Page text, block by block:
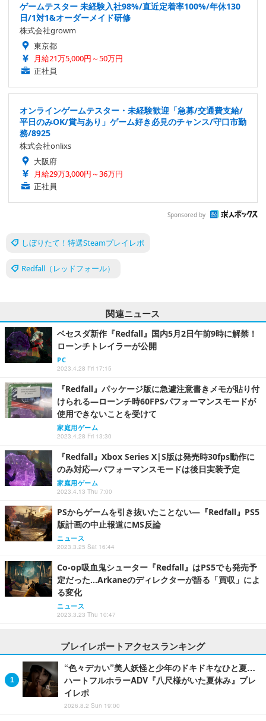
ゲームテスター 未経験入社98%/直近定着率100%/年休130
日/1対1&オーダーメイド研修
株式会社growm
東京都
月給21万5,000円～50万円
正社員
オンラインゲームテスター・未経験歓迎「急募/交通費支給/
平日のみOK/賞与あり」ゲーム好き必見のチャンス/守口市勤
務/8925
株式会社onlixs
大阪府
月給29万3,000円～36万円
正社員
Sponsored by
しぼりたて！特選Steamプレイレポ
Redfall（レッドフォール）
関連ニュース
ベセスダ新作『Redfall』国内5月2日午前9時に解禁！
ローンチトレイラーが公開
PC
2023.4.28 Fri 17:15
『Redfall』パッケージ版に急遽注意書きメモが貼り付
けられる―ローンチ時60FPSパフォーマンスモードが
使用できないことを受けて
家庭用ゲーム
2023.4.28 Fri 13:30
『Redfall』Xbox Series X|S版は発売時30fps動作に
のみ対応―パフォーマンスモードは後日実装予定
家庭用ゲーム
2023.4.13 Thu 7:00
PSからゲームを引き抜いたことない―『Redfall』PS5
版計画の中止報道にMS反論
ニュース
2023.3.25 Sat 16:44
Co-op吸血鬼シューター『Redfall』はPS5でも発売予
定だった…Arkaneのディレクターが語る「買収」によ
る変化
ニュース
2023.3.23 Thu 10:47
プレイレポートアクセスランキング
“色々デカい”美人妖怪と少年のドキドキなひと夏…
ハートフルホラーADV『八尺様がいた夏休み』プレ
イレポ
2026.8.2 Sun 19:00